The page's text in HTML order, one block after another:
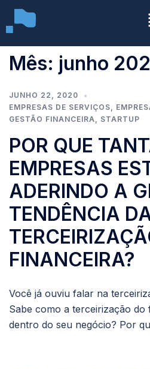
Mês: junho
JUNHO 22, 2020
EMPRESAS DE SERVIÇOS,
GESTÃO FINANCEIRA, STARTUP
POR QUE
EMPRESAS
ADERINDO A
TENDÊNCIA
FINANCEIRA?
Você já ouviu falar na
Sabe como a terceirização do
dentro do seu negócio? Por